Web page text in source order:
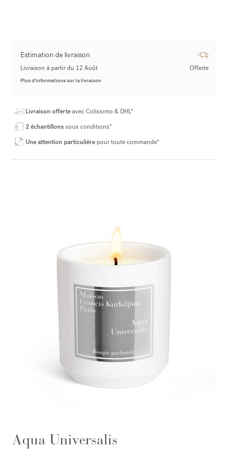
Estimation de livraison
Livraison à partir du 12 Août Offerte
Plus d’informations sur la livraison
Livraison offerteavec Colissimo & DHL*
2 échantillonssous conditions*
Une attention particulière pour toute commande*
Aqua Universalis